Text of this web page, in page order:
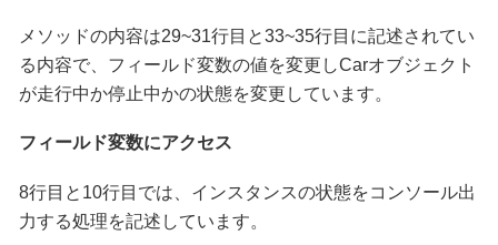
メソッドの内容は29~31行目と33~35行目に記述されてい
る内容で、フィールド変数の値を変更しCarオブジェクト
が走行中か停止中かの状態を変更しています。
フィールド変数にアクセス
8行目と10行目では、インスタンスの状態をコンソール出
力する処理を記述しています。